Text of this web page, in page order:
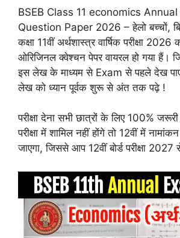
BSEB Class 11 economics Annual
Question Paper 2026 – हेलो बच्चों,
कक्षा 11वीं अर्थशास्त्र वार्षिक परीक्षा
ओरिजिनल क्वेश्चन पेपर वायरल हो गया हैं।
इस लेख के माध्यम से Exam से पहले देख
लेख को ध्यान पूर्वक शुरू से अंत तक पढ़े !
परीक्षा देना सभी छात्रों के लिए 100%
परीक्षा में शामिल नहीं होंगे तो 12वीं में
जाएगा, जिससे आप 12वीं बोर्ड परीक्षा 2027